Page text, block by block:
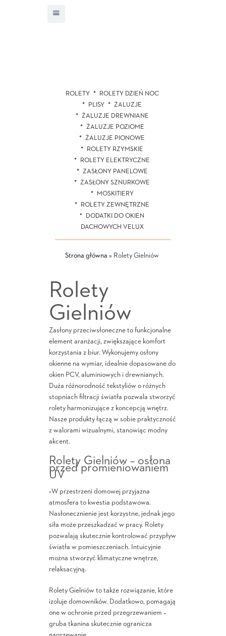
ROLETY
ROLETY DZIEŃ NOC
PLISY
ŻALUZJE
ŻALUZJE DREWNIANE
ŻALUZJE POZIOME
ŻALUZJE PIONOWE
ROLETY RZYMSKIE
ROLETY ELEKTRYCZNE
ZASŁONY PANELOWE
ZASŁONY SZNURKOWE
MOSKITIERY
ROLETY ZEWNĘTRZNE
DODATKI DO OKIEN
DACHOWYCH VELUX
Strona główna » Rolety Gielniów
Rolety
Gielniów
Zasłony przeciwsłoneczne to funkcjonalne
element aranżacji, zwiększające komfort
korzystania z biur. Wykonujemy osłony
okienne na wymiar, idealnie dopasowane do
okien PCV, aluminiowych i drewnianych.
Duża różnorodność tekstyliów o różnych
stopniach filtracji światła pozwala stworzyć
rolety harmonizujące z koncepcją wnętrz.
Nasze produkty łączą w sobie praktyczność
z walorami wizualnymi, stanowiąc modny
akcent.
Rolety Gielniów – osłona
przed promieniowaniem
UV
>W przestrzeni domowej przyjazna
atmosfera to kwestia podstawowa.
Nasłonecznienie jest korzystne, jednak jego
siła może przeszkadzać w pracy. Rolety
pozwalają skutecznie kontrolować przypływ
światła w pomieszczeniach. Intuicyjnie
można stworzyć klimatyczne wnętrze,
relaksacyjną.
Rolety Gielniów to także rozwiązanie, które
izoluje domowników. Dodatkowo, pomagają
one w ochronie przed przegrzewaniem –
gruba tkanina skutecznie ogranicza